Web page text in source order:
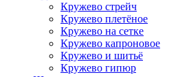
Кружево стрейч
Кружево плетёное
Кружево на сетке
Кружево капроновое
Кружево и шитьё
Кружево гипюр